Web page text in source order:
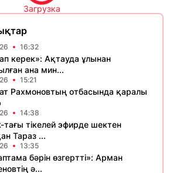
Загрузка
16:32
керек»: Ақтауда ұлынан
ана мин...
15:21
Рахмоновтың отбасында қаралы
14:38
тағы тікелей эфирде шектен
Тараз ...
13:35
бәрін өзгертті»: Арман
ә...